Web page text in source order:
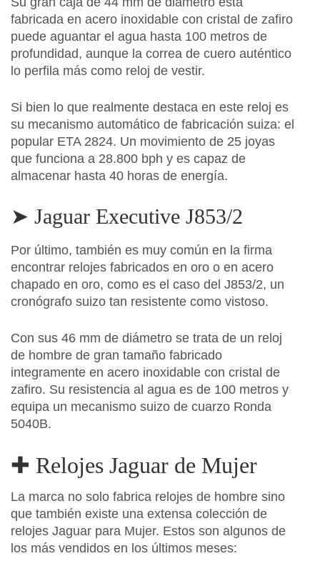
fabricada en acero inoxidable con cristal de zafiro
puede aguantar el agua hasta 100 metros de
profundidad, aunque la correa de cuero auténtico
lo perfila más como reloj de vestir.
Si bien lo que realmente destaca en este reloj es
su mecanismo automático de fabricación suiza: el
popular ETA 2824. Un movimiento de 25 joyas
que funciona a 28.800 bph y es capaz de
almacenar hasta 40 horas de energía.
➤ Jaguar Executive J853/2
Por último, también es muy común en la firma
encontrar relojes fabricados en oro o en acero
chapado en oro, como es el caso del J853/2, un
cronógrafo suizo tan resistente como vistoso.
Con sus 46 mm de diámetro se trata de un reloj
de hombre de gran tamaño fabricado
integramente en acero inoxidable con cristal de
zafiro. Su resistencia al agua es de 100 metros y
equipa un mecanismo suizo de cuarzo Ronda
5040B.
✚ Relojes Jaguar de Mujer
La marca no solo fabrica relojes de hombre sino
que también existe una extensa colección de
relojes Jaguar para Mujer. Estos son algunos de
los más vendidos en los últimos meses: